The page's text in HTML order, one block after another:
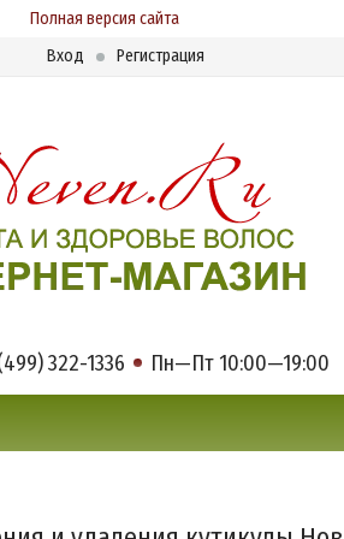
Полная версия сайта
Вход
Регистрация
322-1336 Пн—Пт 10:00—19:00